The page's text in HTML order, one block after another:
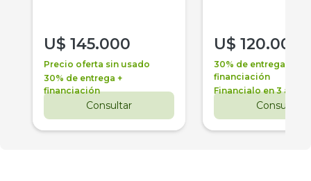
U$ 145.000
Precio oferta sin usado
30% de entrega +
financiación
Consultar
U$ 120.000
30% de entrega +
financiación
Financialo en 3 años
Consultar